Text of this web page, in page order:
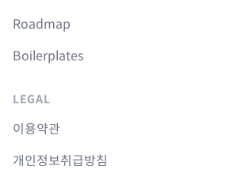
Roadmap
Boilerplates
LEGAL
이용약관
개인정보취급방침